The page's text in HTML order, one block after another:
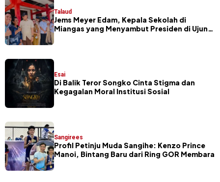
Talaud
Jems Meyer Edam, Kepala Sekolah di
Miangas yang Menyambut Presiden di Ujung
Esai
Di Balik Teror Songko Cinta Stigma dan
Kegagalan Moral Institusi Sosial
Sangirees
Profil Petinju Muda Sangihe: Kenzo Prince
Manoi, Bintang Baru dari Ring GOR Membara